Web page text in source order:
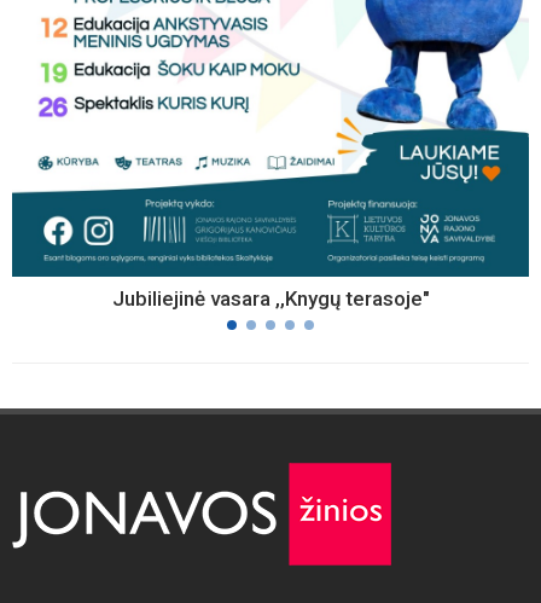
Jubiliejinė vasara ,,Knygų terasoje"